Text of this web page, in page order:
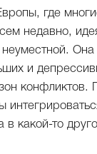
где
недавно,
неуместной.
и
конфликтов.
в какой-то